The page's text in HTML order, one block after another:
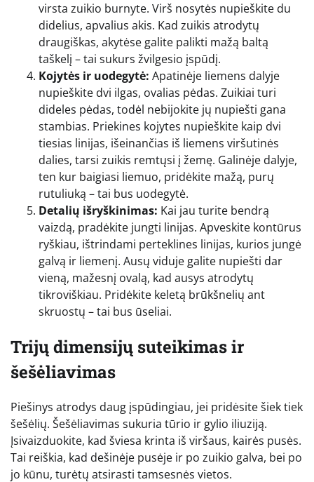
virsta zuikio burnyte. Virš nosytės nupieškite du
didelius, apvalius akis. Kad zuikis atrodytų
draugiškas, akytėse galite palikti mažą baltą
taškelį – tai sukurs žvilgesio įspūdį.
Kojytės ir uodegytė: Apatinėje liemens dalyje
nupieškite dvi ilgas, ovalias pėdas. Zuikiai turi
dideles pėdas, todėl nebijokite jų nupiešti gana
stambias. Priekines kojytes nupieškite kaip dvi
tiesias linijas, išeinančias iš liemens viršutinės
dalies, tarsi zuikis remtųsi į žemę. Galinėje dalyje,
ten kur baigiasi liemuo, pridėkite mažą, purų
rutuliuką – tai bus uodegytė.
Detalių išryškinimas: Kai jau turite bendrą
vaizdą, pradėkite jungti linijas. Apveskite kontūrus
ryškiau, ištrindami perteklines linijas, kurios jungė
galvą ir liemenį. Ausų viduje galite nupiešti dar
vieną, mažesnį ovalą, kad ausys atrodytų
tikroviškiau. Pridėkite keletą brūkšnelių ant
skruostų – tai bus ūseliai.
Trijų dimensijų suteikimas ir
šešėliavimas
Piešinys atrodys daug įspūdingiau, jei pridėsite šiek tiek
šešėlių. Šešėliavimas sukuria tūrio ir gylio iliuziją.
Įsivaizduokite, kad šviesa krinta iš viršaus, kairės pusės.
Tai reiškia, kad dešinėje pusėje ir po zuikio galva, bei po
jo kūnu, turėtų atsirasti tamsesnės vietos.